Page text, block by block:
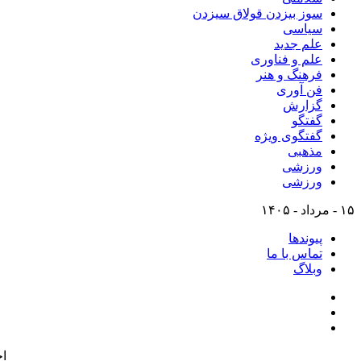
سوز بیزدن قولاق سیزدن
سیاسی
علم جدید
علم و فناوری
فرهنگ و هنر
فن آوری
گزارش
گفتگو
گفتگوی ویژه
مذهبی
ورزشی
ورزشی
۱۵ - مرداد - ۱۴۰۵
پیوندها
تماس با ما
وبلاگ